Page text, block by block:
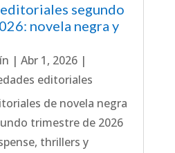
segundo
novela negra y
| Abr 1, 2026|
editoriales
de novela negra
trimestre de 2026
thrillers y